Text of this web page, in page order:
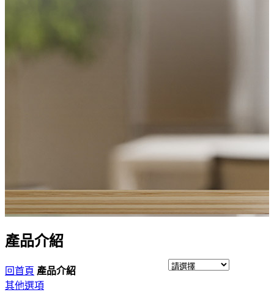
產品介紹
回首頁 產品介紹
其他選項